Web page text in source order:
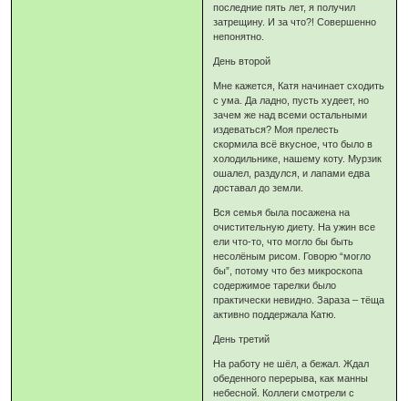
последние пять лет, я получил
затрещину. И за что?! Совершенно
непонятно.
День второй
Мне кажется, Катя начинает сходить
с ума. Да ладно, пусть худеет, но
зачем же над всеми остальными
издеваться? Моя прелесть
скормила всё вкусное, что было в
холодильнике, нашему коту. Мурзик
ошалел, раздулся, и лапами едва
доставал до земли.
Вся семья была посажена на
очистительную диету. На ужин все
ели что-то, что могло бы быть
несолёным рисом. Говорю “могло
бы”, потому что без микроскопа
содержимое тарелки было
практически невидно. Зараза – тёща
активно поддержала Катю.
День третий
На работу не шёл, а бежал. Ждал
обеденного перерыва, как манны
небесной. Коллеги смотрели с